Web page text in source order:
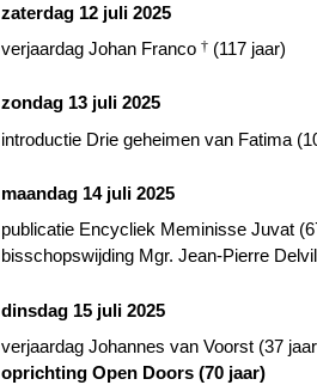
zaterdag 12 juli 2025
verjaardag Johan Franco † (117 jaar)
zondag 13 juli 2025
introductie Drie geheimen van Fatima
maandag 14 juli 2025
publicatie Encycliek Meminisse Juvat
bisschopswijding Mgr. Jean-Pierre
dinsdag 15 juli 2025
verjaardag Johannes van Voorst (37
oprichting Open Doors (70 jaar)